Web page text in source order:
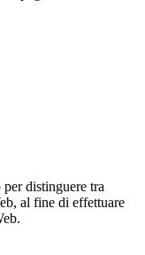
distinguere tra
al fine di effettuare